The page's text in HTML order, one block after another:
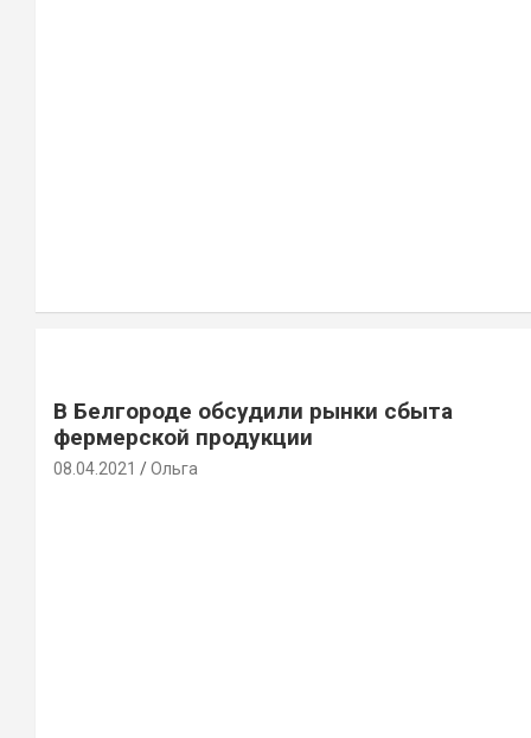
В Белгороде обсудили рынки сбыта
фермерской продукции
08.04.2021 Ольга